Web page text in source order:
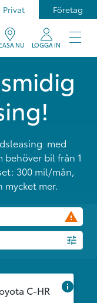
Privat Företag
NU LOGGA IN
med
behöver bil från 1
300 mil/mån,
mycket mer.